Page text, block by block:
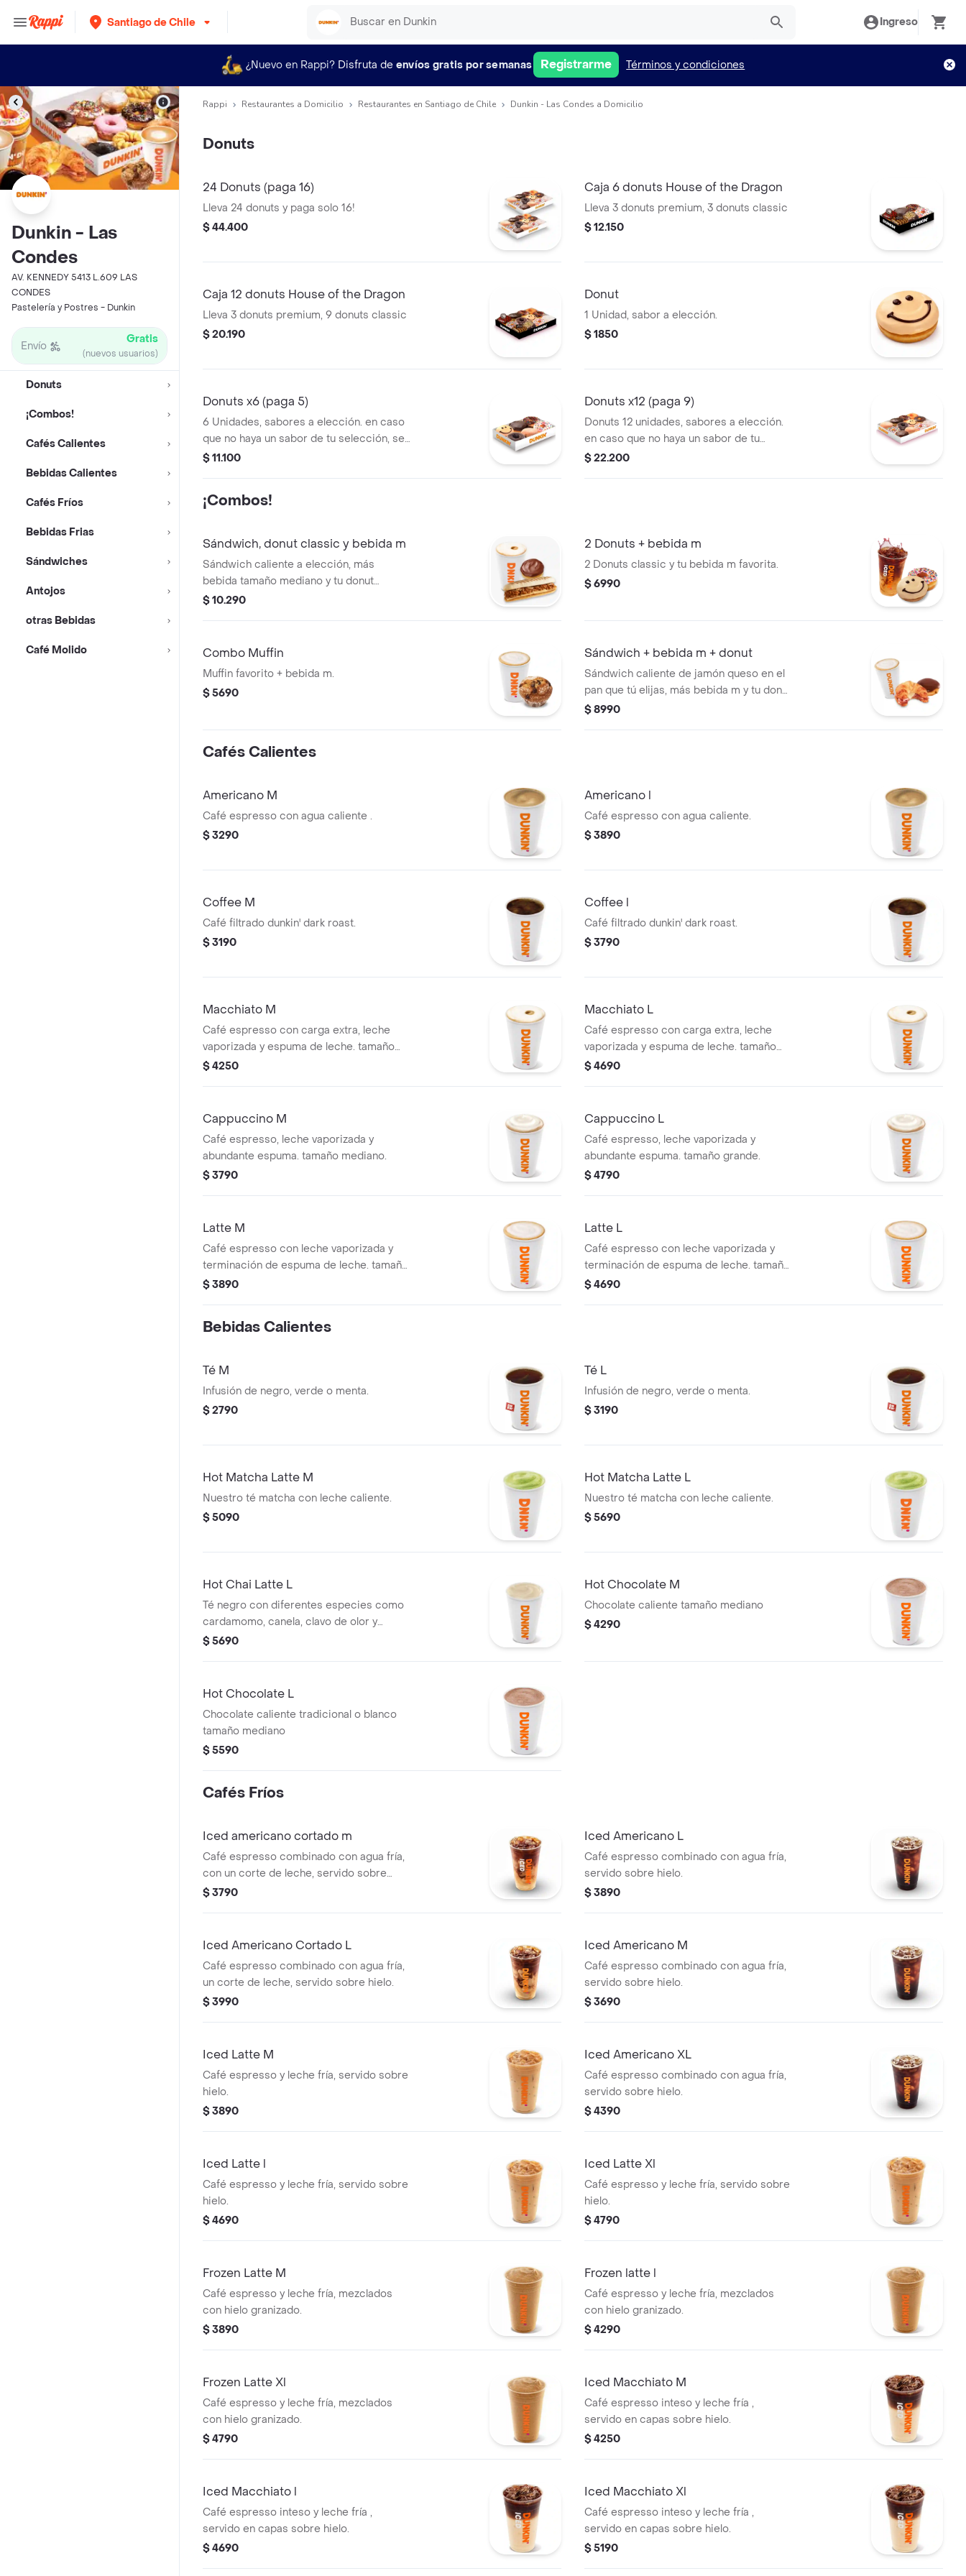
Santiago de Chile Ingreso
¿Nuevo en Rappi? Disfruta de envíos gratis por semanas Registrarme Términos y condiciones
Dunkin - Las
Condes
AV. KENNEDY 5413 L.609 LAS
CONDES
Pastelería y Postres - Dunkin
Envío Gratis
(nuevos usuarios)
Donuts
¡Combos!
Cafés Calientes
Bebidas Calientes
Cafés Fríos
Bebidas Frias
Sándwiches
Antojos
otras Bebidas
Café Molido
Rappi Restaurantes a Domicilio Restaurantes en Santiago de Chile Dunkin - Las Condes a Domicilio
Donuts
24 Donuts (paga 16)
Lleva 24 donuts y paga solo 16!
$ 44.400
Caja 6 donuts House of the Dragon
Lleva 3 donuts premium, 3 donuts classic
$ 12.150
Caja 12 donuts House of the Dragon
Lleva 3 donuts premium, 9 donuts classic
$ 20.190
Donut
1 Unidad, sabor a elección.
$ 1850
Donuts x6 (paga 5)
6 Unidades, sabores a elección. en caso
que no haya un sabor de tu selección, se
enviará uno de los 3 sabores alternativos.
$ 11.100
Donuts x12 (paga 9)
Donuts 12 unidades, sabores a elección.
en caso que no haya un sabor de tu
selección se enviara uno de los 3
$ 22.200
¡Combos!
Sándwich, donut classic y bebida m
Sándwich caliente a elección, más
bebida tamaño mediano y tu donut
favorita.
$ 10.290
2 Donuts + bebida m
2 Donuts classic y tu bebida m favorita.
$ 6990
Combo Muffin
Muffin favorito + bebida m.
$ 5690
Sándwich + bebida m + donut
Sándwich caliente de jamón queso en el
pan que tú elijas, más bebida m y tu donut
classic favorita!.
$ 8990
Cafés Calientes
Americano M
Café espresso con agua caliente .
$ 3290
Americano l
Café espresso con agua caliente.
$ 3890
Coffee M
Café filtrado dunkin' dark roast.
$ 3190
Coffee l
Café filtrado dunkin' dark roast.
$ 3790
Macchiato M
Café espresso con carga extra, leche
vaporizada y espuma de leche. tamaño
mediano.
$ 4250
Macchiato L
Café espresso con carga extra, leche
vaporizada y espuma de leche. tamaño
grande.
$ 4690
Cappuccino M
Café espresso, leche vaporizada y
abundante espuma. tamaño mediano.
$ 3790
Cappuccino L
Café espresso, leche vaporizada y
abundante espuma. tamaño grande.
$ 4790
Latte M
Café espresso con leche vaporizada y
terminación de espuma de leche. tamaño
mediano.
$ 3890
Latte L
Café espresso con leche vaporizada y
terminación de espuma de leche. tamaño
grande.
$ 4690
Bebidas Calientes
Té M
Infusión de negro, verde o menta.
$ 2790
Té L
Infusión de negro, verde o menta.
$ 3190
Hot Matcha Latte M
Nuestro té matcha con leche caliente.
$ 5090
Hot Matcha Latte L
Nuestro té matcha con leche caliente.
$ 5690
Hot Chai Latte L
Té negro con diferentes especies como
cardamomo, canela, clavo de olor y
vainilla.
$ 5690
Hot Chocolate M
Chocolate caliente tamaño mediano
$ 4290
Hot Chocolate L
Chocolate caliente tradicional o blanco
tamaño mediano
$ 5590
Cafés Fríos
Iced americano cortado m
Café espresso combinado con agua fría,
con un corte de leche, servido sobre
hielo.
$ 3790
Iced Americano L
Café espresso combinado con agua fría,
servido sobre hielo.
$ 3890
Iced Americano Cortado L
Café espresso combinado con agua fría,
un corte de leche, servido sobre hielo.
$ 3990
Iced Americano M
Café espresso combinado con agua fría,
servido sobre hielo.
$ 3690
Iced Latte M
Café espresso y leche fría, servido sobre
hielo.
$ 3890
Iced Americano XL
Café espresso combinado con agua fría,
servido sobre hielo.
$ 4390
Iced Latte l
Café espresso y leche fría, servido sobre
hielo.
$ 4690
Iced Latte Xl
Café espresso y leche fría, servido sobre
hielo.
$ 4790
Frozen Latte M
Café espresso y leche fría, mezclados
con hielo granizado.
$ 3890
Frozen latte l
Café espresso y leche fría, mezclados
con hielo granizado.
$ 4290
Frozen Latte Xl
Café espresso y leche fría, mezclados
con hielo granizado.
$ 4790
Iced Macchiato M
Café espresso inteso y leche fría ,
servido en capas sobre hielo.
$ 4250
Iced Macchiato l
Café espresso inteso y leche fría ,
servido en capas sobre hielo.
$ 4690
Iced Macchiato Xl
Café espresso inteso y leche fría ,
servido en capas sobre hielo.
$ 5190